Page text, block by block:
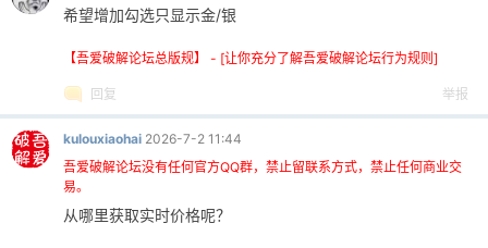
希望增加勾选只显示金/银
【吾爱破解论坛总版规】 - [让你充分了解吾爱破解论坛行为规则]
回复 举报
kulouxiaohai 2026-7-2 11:44
吾爱破解论坛没有任何官方QQ群，禁止留联系方式，禁止任何商业交
易。
从哪里获取实时价格呢？